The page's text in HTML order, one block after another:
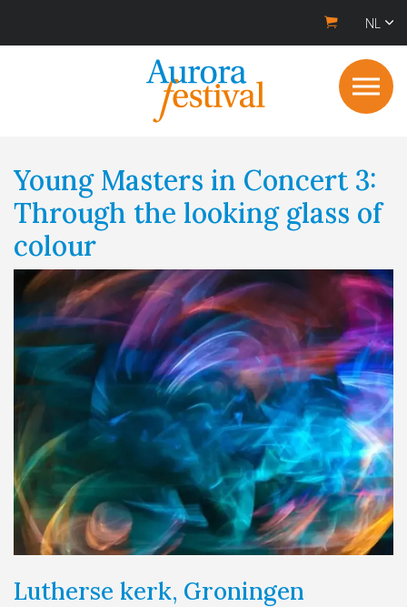
NL
Young Masters in Concert 3:
Through the looking glass of
colour
Lutherse kerk, Groningen